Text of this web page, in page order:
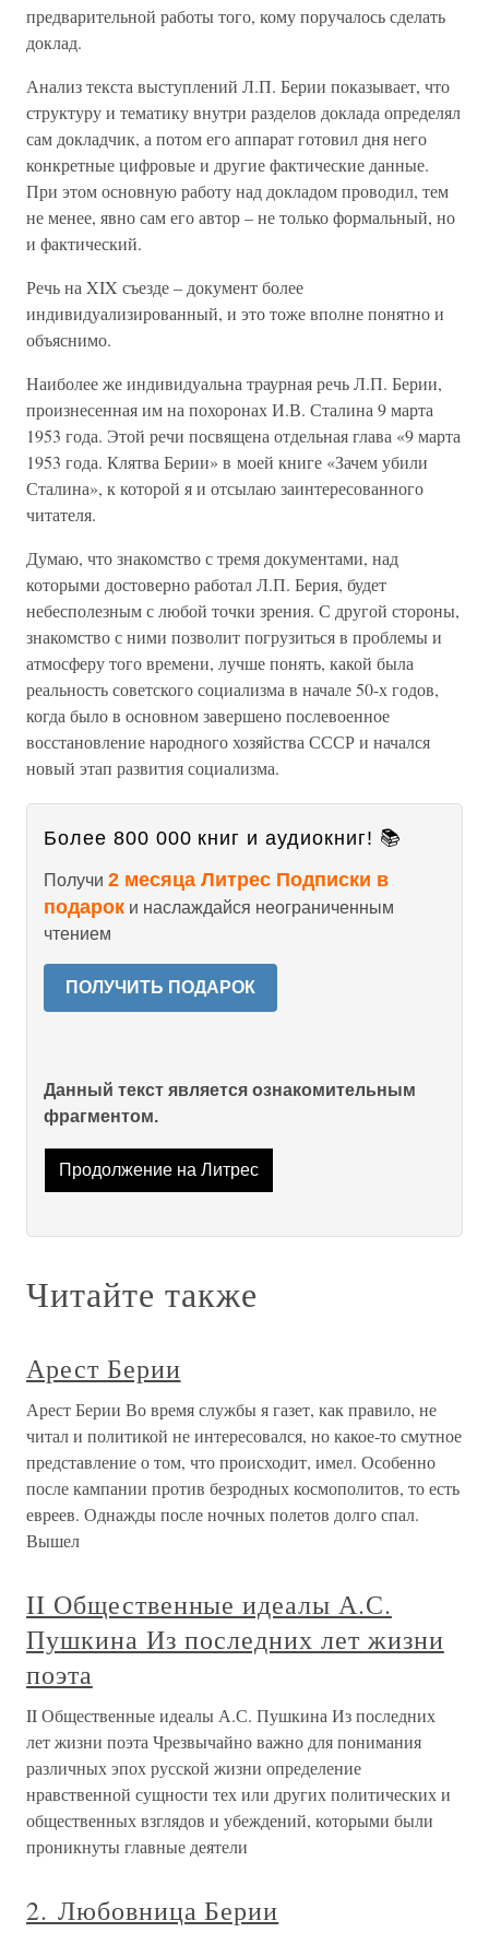
предварительной работы того, кому поручалось сделать
доклад.
Анализ текста выступлений Л.П. Берии показывает, что
структуру и тематику внутри разделов доклада определял
сам докладчик, а потом его аппарат готовил дня него
конкретные цифровые и другие фактические данные.
При этом основную работу над докладом проводил, тем
не менее, явно сам его автор – не только формальный, но
и фактический.
Речь на XIX съезде – документ более
индивидуализированный, и это тоже вполне понятно и
объяснимо.
Наиболее же индивидуальна траурная речь Л.П. Берии,
произнесенная им на похоронах И.В. Сталина 9 марта
1953 года. Этой речи посвящена отдельная глава «9 марта
1953 года. Клятва Берии» в моей книге «Зачем убили
Сталина», к которой я и отсылаю заинтересованного
читателя.
Думаю, что знакомство с тремя документами, над
которыми достоверно работал Л.П. Берия, будет
небесполезным с любой точки зрения. С другой стороны,
знакомство с ними позволит погрузиться в проблемы и
атмосферу того времени, лучше понять, какой была
реальность советского социализма в начале 50-х годов,
когда было в основном завершено послевоенное
восстановление народного хозяйства СССР и начался
новый этап развития социализма.
Более 800 000 книг и аудиокниг! 📚
Получи 2 месяца Литрес Подписки в
подарок и наслаждайся неограниченным
чтением
ПОЛУЧИТЬ ПОДАРОК
Данный текст является ознакомительным
фрагментом.
Продолжение на Литрес
Читайте также
Арест Берии
Арест Берии Во время службы я газет, как правило, не
читал и политикой не интересовался, но какое-то смутное
представление о том, что происходит, имел. Особенно
после кампании против безродных космополитов, то есть
евреев. Однажды после ночных полетов долго спал.
Вышел
II Общественные идеалы А.С.
Пушкина Из последних лет жизни
поэта
II Общественные идеалы А.С. Пушкина Из последних
лет жизни поэта Чрезвычайно важно для понимания
различных эпох русской жизни определение
нравственной сущности тех или других политических и
общественных взглядов и убеждений, которыми были
проникнуты главные деятели
2. Любовница Берии